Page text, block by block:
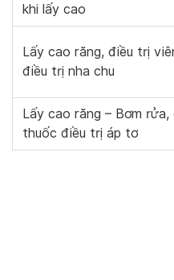
khi lấy cao
Lấy cao răng, điều trị
điều trị nha chu
Lấy cao răng – Bơm rửa,
thuốc điều trị áp tơ